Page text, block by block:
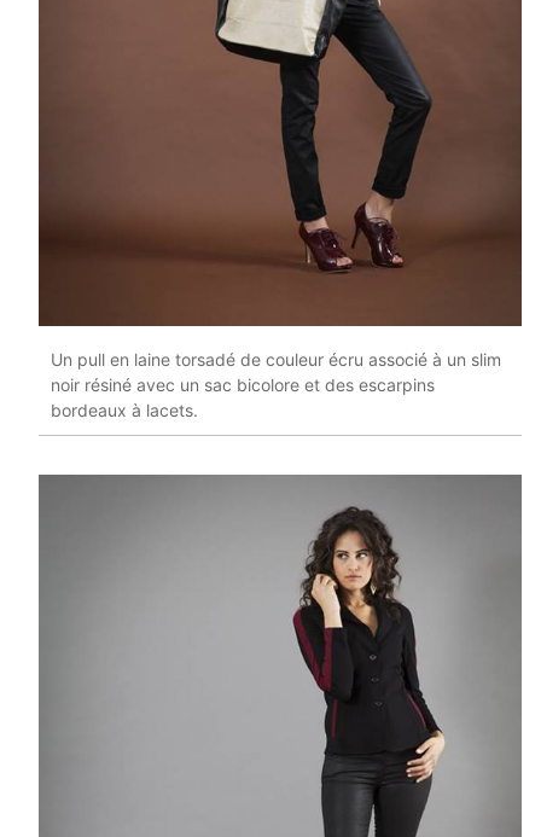
Un pull en laine torsadé de couleur écru associé à un slim
noir résiné avec un sac bicolore et des escarpins
bordeaux à lacets.